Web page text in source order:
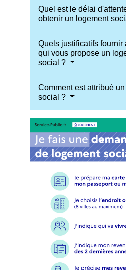
Quel est le délai
obtenir un logement
Quels justificatifs fournir
qui vous propose un
social ?
Comment est attribué
social ?